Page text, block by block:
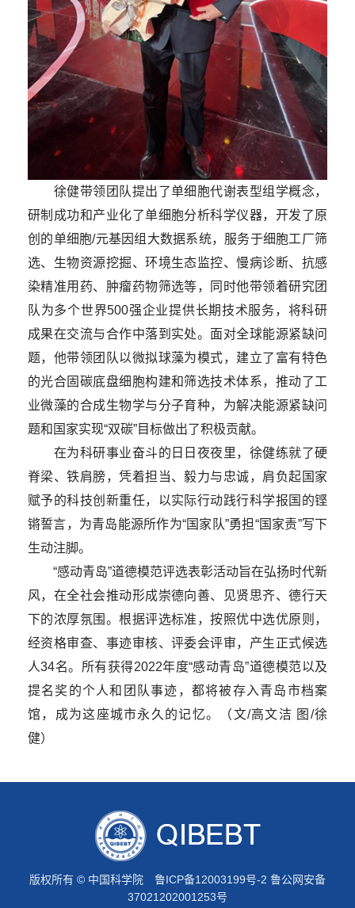
徐健带领团队提出了单细胞代谢表型组学概念，
研制成功和产业化了单细胞分析科学仪器，开发了原
创的单细胞/元基因组大数据系统，服务于细胞工厂筛
选、生物资源挖掘、环境生态监控、慢病诊断、抗感
染精准用药、肿瘤药物筛选等，同时他带领着研究团
队为多个世界500强企业提供长期技术服务，将科研
成果在交流与合作中落到实处。面对全球能源紧缺问
题，他带领团队以微拟球藻为模式，建立了富有特色
的光合固碳底盘细胞构建和筛选技术体系，推动了工
业微藻的合成生物学与分子育种，为解决能源紧缺问
题和国家实现“双碳”目标做出了积极贡献。
在为科研事业奋斗的日日夜夜里，徐健练就了硬
脊梁、铁肩膀，凭着担当、毅力与忠诚，肩负起国家
赋予的科技创新重任，以实际行动践行科学报国的铿
锵誓言，为青岛能源所作为“国家队”勇担“国家责”写下
生动注脚。
“感动青岛”道德模范评选表彰活动旨在弘扬时代新
风，在全社会推动形成崇德向善、见贤思齐、德行天
下的浓厚氛围。根据评选标准，按照优中选优原则，
经资格审查、事迹审核、评委会评审，产生正式候选
人34名。所有获得2022年度“感动青岛”道德模范以及
提名奖的个人和团队事迹，都将被存入青岛市档案
馆，成为这座城市永久的记忆。（文/高文洁 图/徐
健）
版权所有 © 中国科学院 鲁ICP备12003199号-2 鲁公网安备
37021202001253号